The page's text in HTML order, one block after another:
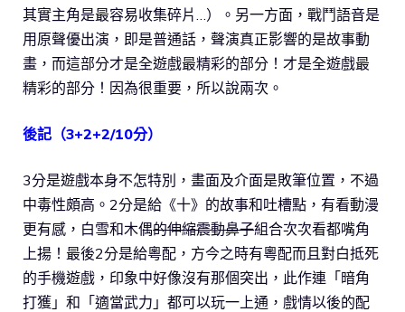
其實主角是最容易收集碎片…）。另一方面，戰鬥語音是
用原聲優出演，即是普通話，聲演真正影響的是故事動
畫，而這部分才是全遊戲最精彩的部分！才是全遊戲最
精彩的部分！因為很重要，所以說兩次。
後記（3+2+2/10分）
3分是遊戲本身不怎特別，畫面及介面是敗筆位置，不過
中毒性頗高。2分是給《十》的故事和吐槽點，有看動漫
更有感，白雪和木偶的伸縮震動鼻子組合次次看都嘴角
上揚！最後2分是給粵配，方今之時有粵配而且對白抵死
的手機遊戲，印象中好像沒有那個突出，此作連「暗角
打獲」和「適當武力」都可以玩一上通，戲情以後的配